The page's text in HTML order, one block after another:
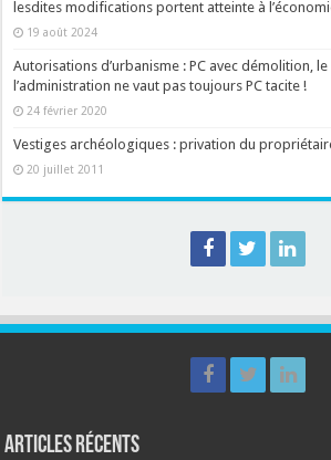
lesdites modifications portent atteinte à
19 août 2024
Autorisations d’urbanisme : PC avec démolition,
l’administration ne vaut pas toujours PC tacite !
24 février 2020
Vestiges archéologiques : privation du
20 juillet 2011
Articles récents